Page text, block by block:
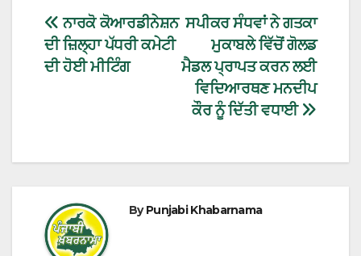
ਸਪੀਕਰ ਸੰਧਵਾਂ ਨੇ ਗਤਕਾ
ਮੁਕਾਬਲੇ ਵਿੱਚੋਂ ਗੋਲਡ
ਮੈਡਲ ਪ੍ਰਾਪਤ ਕਰਨ ਲਈ
ਵਿਦਿਆਰਥਣ ਮਨਦੀਪ
ਕੌਰ ਨੂੰ ਦਿੱਤੀ ਵਧਾਈ
ਨਾਰਕੋ ਕੋਆਰਡੀਨੇਸ਼ਨ
ਦੀ ਜ਼ਿਲ੍ਹਾ ਪੱਧਰੀ ਕਮੇਟੀ
ਦੀ ਹੋਈ ਮੀਟਿੰਗ
ByPunjabi Khabarnama